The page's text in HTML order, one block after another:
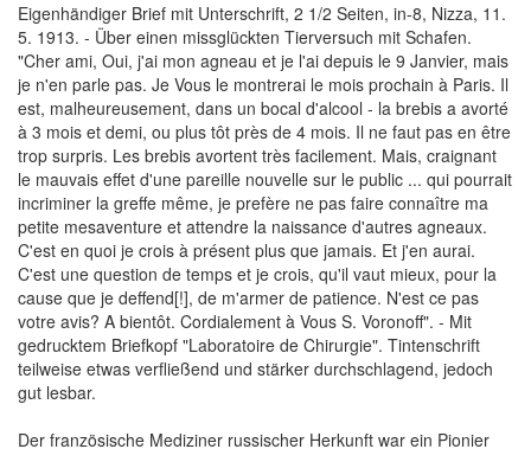
Eigenhändiger Brief mit Unterschrift, 2 1/2 Seiten, in-8, Nizza, 11.
5. 1913. - Über einen missglückten Tierversuch mit Schafen.
"Cher ami, Oui, j'ai mon agneau et je l'ai depuis le 9 Janvier, mais
je n'en parle pas. Je Vous le montrerai le mois prochain à Paris. Il
est, malheureusement, dans un bocal d'alcool - la brebis a avorté
à 3 mois et demi, ou plus tôt près de 4 mois. Il ne faut pas en être
trop surpris. Les brebis avortent très facilement. Mais, craignant
le mauvais effet d'une pareille nouvelle sur le public ... qui pourrait
incriminer la greffe même, je prefère ne pas faire connaître ma
petite mesaventure et attendre la naissance d'autres agneaux.
C'est en quoi je crois à présent plus que jamais. Et j'en aurai.
C'est une question de temps et je crois, qu'il vaut mieux, pour la
cause que je deffend[!], de m'armer de patience. N'est ce pas
votre avis? A bientôt. Cordialement à Vous S. Voronoff". - Mit
gedrucktem Briefkopf "Laboratoire de Chirurgie". Tintenschrift
teilweise etwas verfließend und stärker durchschlagend, jedoch
gut lesbar.
Der französische Mediziner russischer Herkunft war ein Pionier